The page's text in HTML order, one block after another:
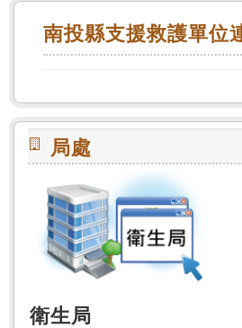
:::
南投縣支援救護單位
局處
衛生局